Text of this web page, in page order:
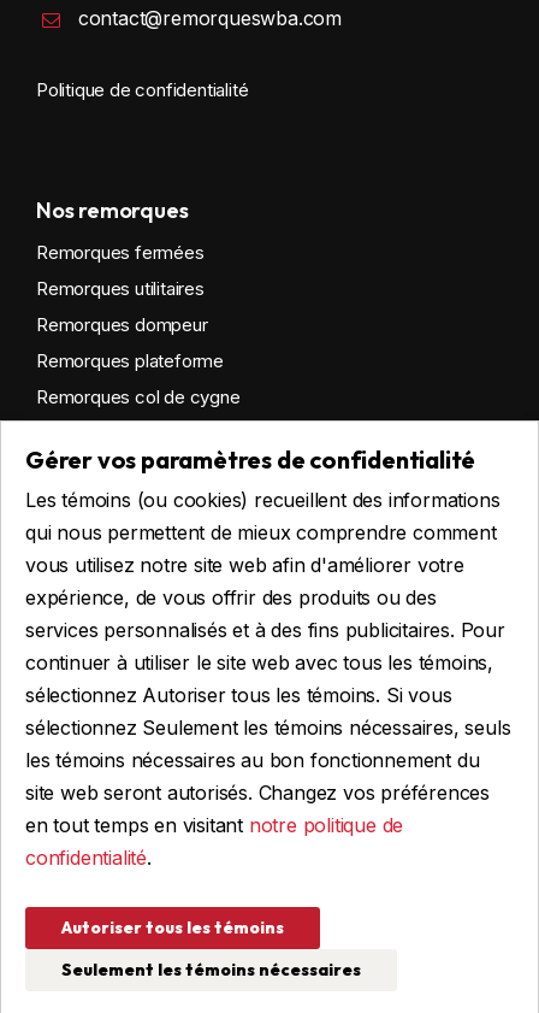
Gérer vos paramètres de confidentialité
Les témoins (ou cookies) recueillent des informations
qui nous permettent de mieux comprendre comment
vous utilisez notre site web afin d'améliorer votre
expérience, de vous offrir des produits ou des
services personnalisés et à des fins publicitaires. Pour
continuer à utiliser le site web avec tous les témoins,
sélectionnez Autoriser tous les témoins. Si vous
sélectionnez Seulement les témoins nécessaires, seuls
les témoins nécessaires au bon fonctionnement du
site web seront autorisés. Changez vos préférences
en tout temps en visitant notre politique de
confidentialité.
Autoriser tous les témoins
Seulement les témoins nécessaires
contact@remorqueswba.com
Politique de confidentialité
Nos remorques
Remorques fermées
Remorques utilitaires
Remorques dompeur
Remorques plateforme
Remorques col de cygne
Remorques sur mesure
Location
Obtenir du financement
Financement commercial
Financement personnel
FAIRE UNE DEMANDE
© 2026 Remorques WBA, TOUS DROITS RÉSERVÉS
Conception et programmation : IGM Informatique inc